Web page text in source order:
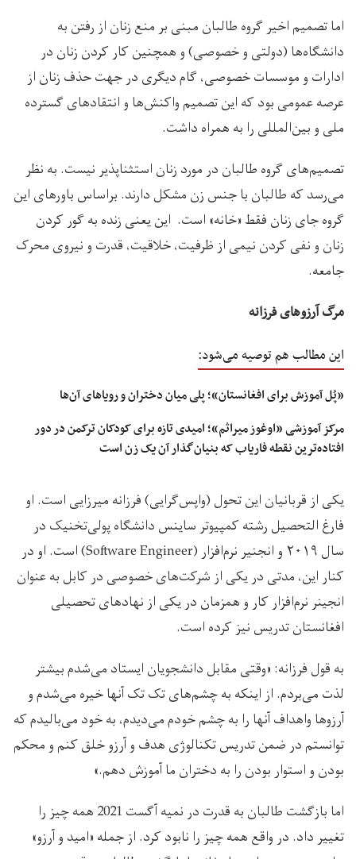
اما تصمیم اخیر گروه طالبان مبنی بر منع زنان از رفتن به
دانشگاه‌ها (دولتی و خصوصی) و همچنین کار کردن زنان در
ادارات و موسسات خصوصی، گام دیگری در جهت حذف زنان از
عرصه عمومی بود که این تصمیم واکنش‌ها و انتقادهای گسترده‌
ملی و بین‌المللی را به همراه داشت.
تصمیم‌های گروه طالبان در مورد زنان استثناپذیر نیست. به نظر
می‌رسد که طالبان با جنس زن مشکل دارند. براساس باورهای این
گروه جای زنان فقط «خانه» است. این یعنی زنده به گور کردن
زنان و نفی کردن نیمی از ظرفیت، خلاقیت، قدرت و نیروی محرک
جامعه.
مرگ آرزوهای فرزانه
این مطالب هم توصیه می‌شود:
«پُل‌ آموزش برای افغانستان»؛ پلی میان دختران و رویاهای آن‌ها
مرکز آموزشی «اوغوز میراثم»؛ امیدی تازه برای کودکان ترکمن در دور
افتاده‌ترین نقطه فاریاب که بنیان‌گذار آن یک زن است
یکی از قربانیان این تحول (واپس‌گرایی) فرزانه میرزایی است. او
فارغ التحصیل رشته کمپیوتر ساینس دانشگاه پولی‌تخنیک در
سال ۲۰۱۹ و انجنیر نرم‌افزار (Software Engineer) است. او در
کنار این، مدتی در یکی از شرکت‌های خصوصی در کابل به عنوان
انجینر نرم‌افزار کار و همزمان در یکی از نهادهای تحصیلی
افغانستان تدریس نیز کرده است.
به قول فرزانه: «وقتی مقابل دانشجویان ایستاد می‌شدم بیشتر
لذت می‌بردم. از اینکه به چشم‌های تک تک آنها خیره می‌شدم و
آرزوها واهداف آنها را به چشم خودم می‌دیدم، به خود می‌بالیدم که
توانستم در ضمن تدریس تکنالوژی هدف و آرزو خلق کنم و محکم
بودن و استوار بودن را به دختران ما آموزش دهم.»
اما بازگشت طالبان به قدرت در نمیه آگست 2021 همه چیز را
تغییر داد. در واقع همه چیز را نابود کرد. از جمله «امید و آرزو»